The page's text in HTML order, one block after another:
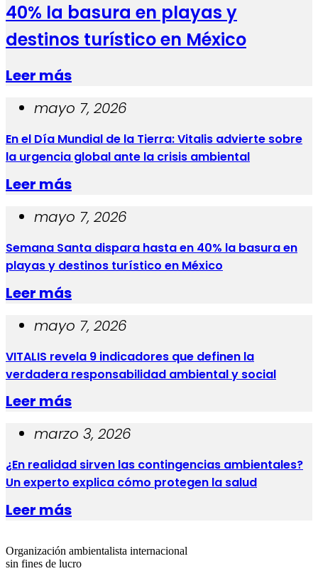
40% la basura en playas y
destinos turístico en México
Leer más
mayo 7, 2026
En el Día Mundial de la Tierra: Vitalis advierte sobre
la urgencia global ante la crisis ambiental
Leer más
mayo 7, 2026
Semana Santa dispara hasta en 40% la basura en
playas y destinos turístico en México
Leer más
mayo 7, 2026
VITALIS revela 9 indicadores que definen la
verdadera responsabilidad ambiental y social
Leer más
marzo 3, 2026
¿En realidad sirven las contingencias ambientales?
Un experto explica cómo protegen la salud
Leer más
Organización ambientalista internacional
sin fines de lucro